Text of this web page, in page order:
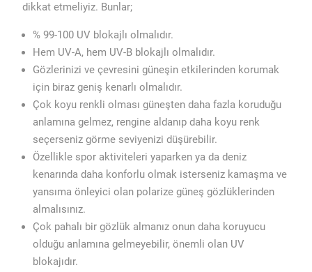
dikkat etmeliyiz. Bunlar;
% 99-100 UV blokajlı olmalıdır.
Hem UV-A, hem UV-B blokajlı olmalıdır.
Gözlerinizi ve çevresini güneşin etkilerinden korumak
için biraz geniş kenarlı olmalıdır.
Çok koyu renkli olması güneşten daha fazla koruduğu
anlamına gelmez, rengine aldanıp daha koyu renk
seçerseniz görme seviyenizi düşürebilir.
Özellikle spor aktiviteleri yaparken ya da deniz
kenarında daha konforlu olmak isterseniz kamaşma ve
yansıma önleyici olan polarize güneş gözlüklerinden
almalısınız.
Çok pahalı bir gözlük almanız onun daha koruyucu
olduğu anlamına gelmeyebilir, önemli olan UV
blokajıdır.